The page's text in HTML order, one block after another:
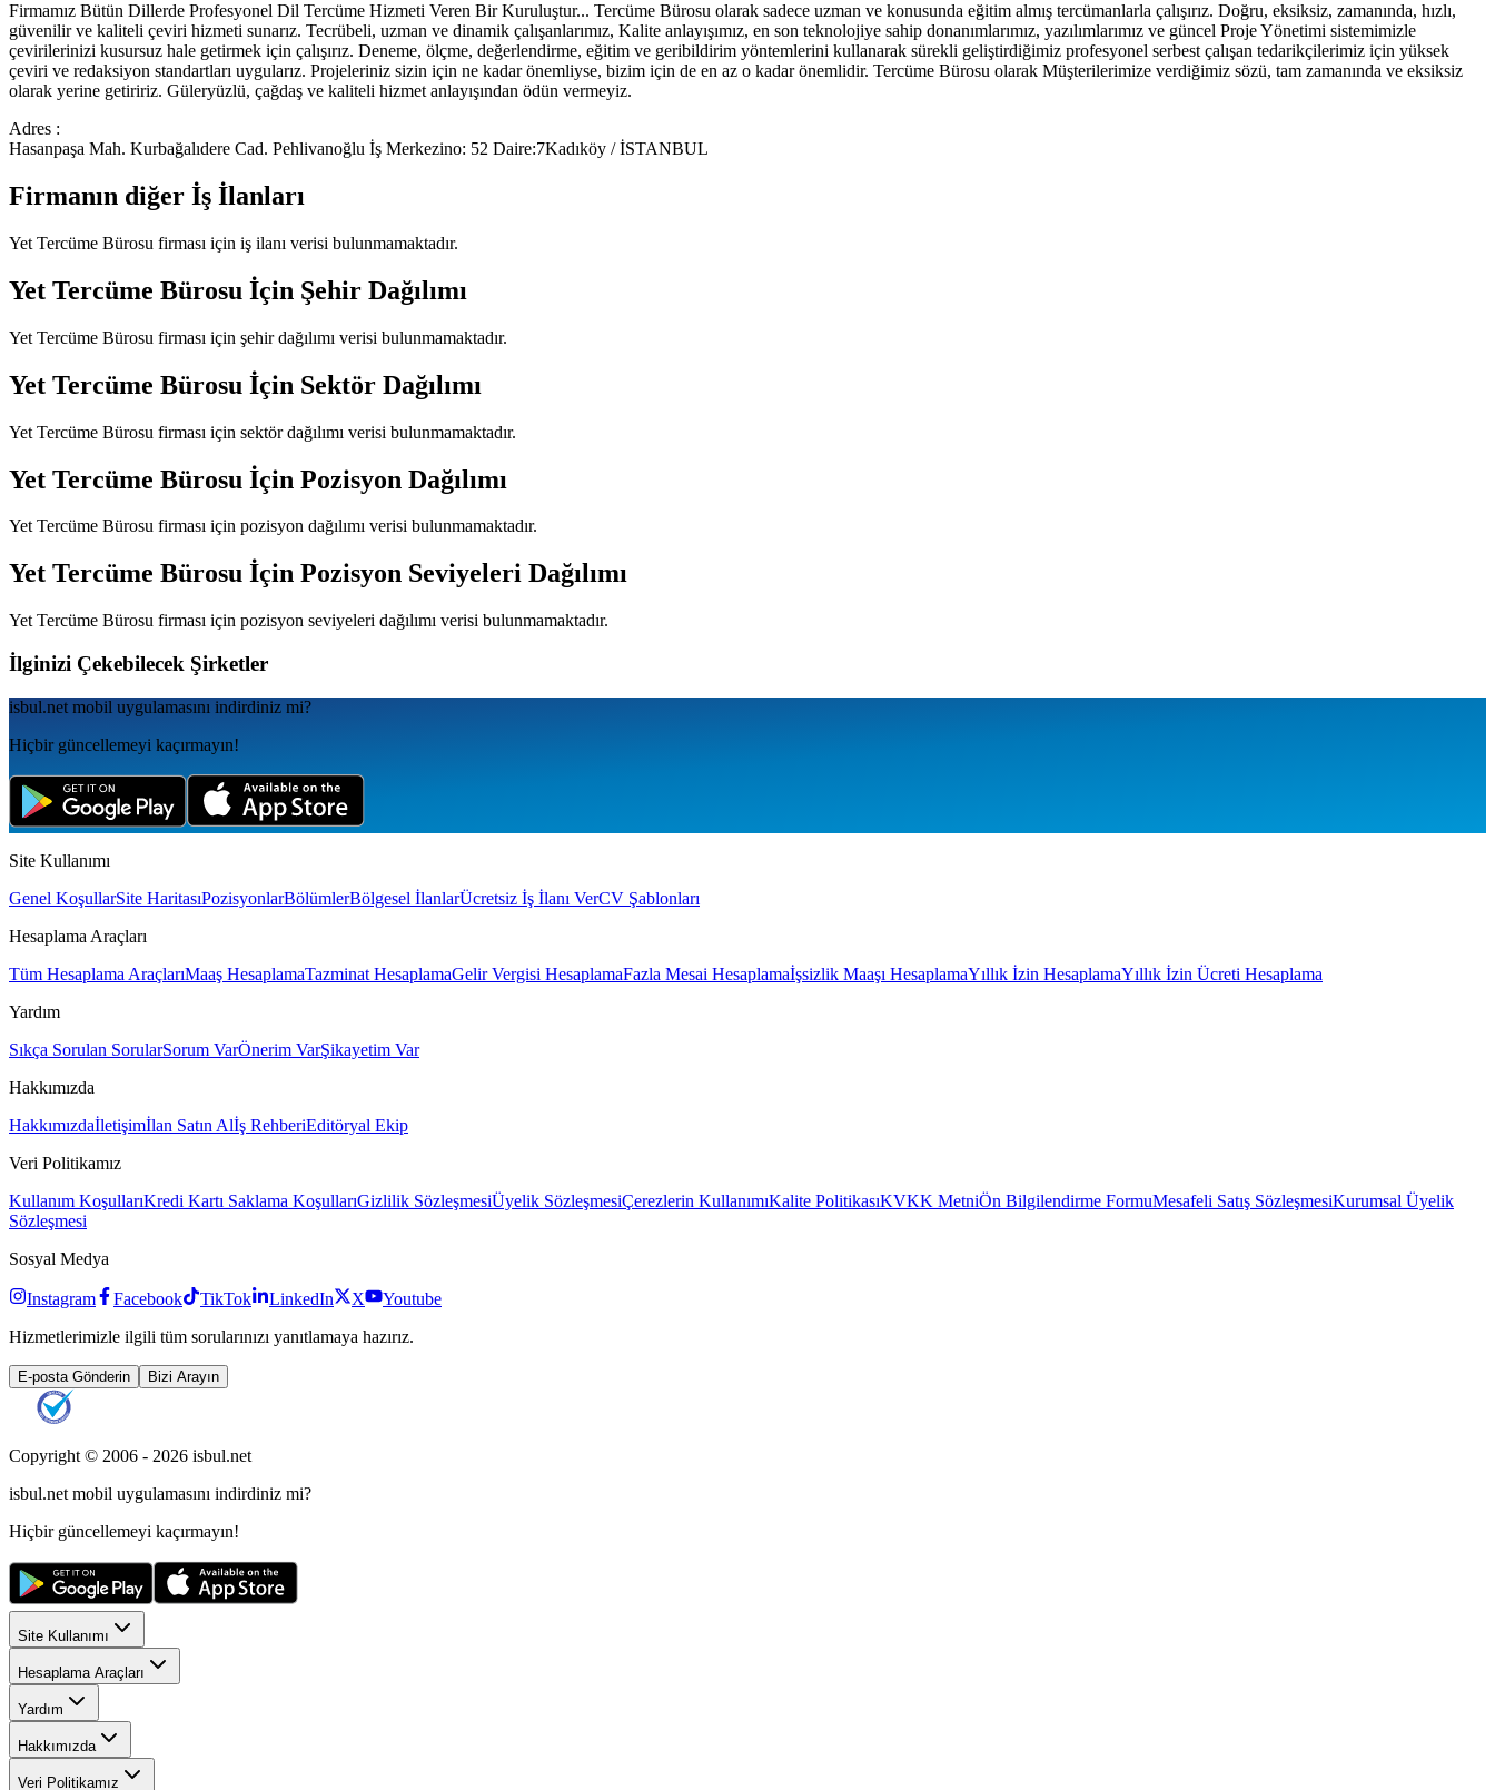
Firmamız Bütün Dillerde Profesyonel Dil Tercüme Hizmeti Veren Bir Kuruluştur... Tercüme Bürosu olarak sadece uzman ve konusunda eğitim almış tercümanlarla çalışırız. Doğru, eksiksiz, zamanında, hızlı,
güvenilir ve kaliteli çeviri hizmeti sunarız. Tecrübeli, uzman ve dinamik çalışanlarımız, Kalite anlayışımız, en son teknolojiye sahip donanımlarımız, yazılımlarımız ve güncel Proje Yönetimi sistemimizle
çevirilerinizi kusursuz hale getirmek için çalışırız. Deneme, ölçme, değerlendirme, eğitim ve geribildirim yöntemlerini kullanarak sürekli geliştirdiğimiz profesyonel serbest çalışan tedarikçilerimiz için yüksek
çeviri ve redaksiyon standartları uygularız. Projeleriniz sizin için ne kadar önemliyse, bizim için de en az o kadar önemlidir. Tercüme Bürosu olarak Müşterilerimize verdiğimiz sözü, tam zamanında ve eksiksiz
olarak yerine getiririz. Güleryüzlü, çağdaş ve kaliteli hizmet anlayışından ödün vermeyiz.
Adres :
Hasanpaşa Mah. Kurbağalıdere Cad. Pehlivanoğlu İş Merkezino: 52 Daire:7Kadıköy / İSTANBUL
Firmanın diğer İş İlanları
Yet Tercüme Bürosu firması için iş ilanı verisi bulunmamaktadır.
Yet Tercüme Bürosu İçin Şehir Dağılımı
Yet Tercüme Bürosu firması için şehir dağılımı verisi bulunmamaktadır.
Yet Tercüme Bürosu İçin Sektör Dağılımı
Yet Tercüme Bürosu firması için sektör dağılımı verisi bulunmamaktadır.
Yet Tercüme Bürosu İçin Pozisyon Dağılımı
Yet Tercüme Bürosu firması için pozisyon dağılımı verisi bulunmamaktadır.
Yet Tercüme Bürosu İçin Pozisyon Seviyeleri Dağılımı
Yet Tercüme Bürosu firması için pozisyon seviyeleri dağılımı verisi bulunmamaktadır.
İlginizi Çekebilecek Şirketler
isbul.net mobil uygulamаsını indirdiniz mi?
Hiçbir güncellemeyi kaçırmayın!
Site Kullanımı
Genel KoşullarSite HaritasıPozisyonlarBölümlerBölgesel İlanlarÜcretsiz İş İlanı VerCV Şablonları
Hesaplama Araçları
Tüm Hesaplama AraçlarıMaaş HesaplamaTazminat HesaplamaGelir Vergisi HesaplamaFazla Mesai Hesaplamaİşsizlik Maaşı HesaplamaYıllık İzin HesaplamaYıllık İzin Ücreti Hesaplama
Yardım
Sıkça Sorulan SorularSorum VarÖnerim VarŞikayetim Var
Hakkımızda
Hakkımızdaİletişimİlan Satın Alİş RehberiEditöryal Ekip
Veri Politikamız
Kullanım KoşullarıKredi Kartı Saklama KoşullarıGizlilik SözleşmesiÜyelik SözleşmesiÇerezlerin KullanımıKalite PolitikasıKVKK MetniÖn Bilgilendirme FormuMesafeli Satış SözleşmesiKurumsal Üyelik
Sözleşmesi
Sosyal Medya
Instagram Facebook TikTok LinkedIn X
Youtube
Hizmetlerimizle ilgili tüm sorularınızı yanıtlamaya hazırız.
E-posta Gönderin Bizi Arayın
Copyright © 2006 - 2026 isbul.net
isbul.net mobil uygulamasını indirdiniz mi?
Hiçbir güncellemeyi kaçırmayın!
Site Kullanımı
Hesaplama Araçları
Yardım
Hakkımızda
Veri Politikamız